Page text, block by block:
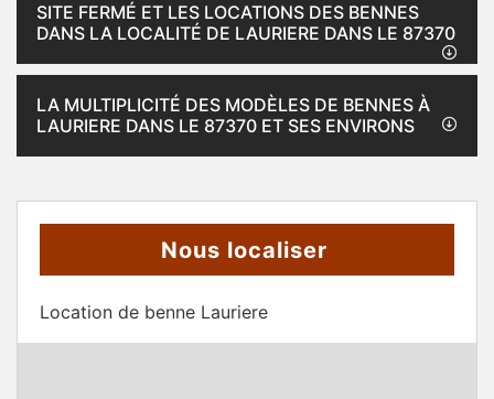
SITE FERMÉ ET LES LOCATIONS DES BENNES
DANS LA LOCALITÉ DE LAURIERE DANS LE 87370
LA MULTIPLICITÉ DES MODÈLES DE BENNES À
LAURIERE DANS LE 87370 ET SES ENVIRONS
Nous localiser
Location de benne Lauriere